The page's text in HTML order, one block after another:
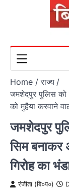
Home
राज्य
जमशेदपुर पुलिस को
को मुहैया करवाने
जमशेदपुर
सिम बनाकर
गिरोह का
रंजीता (बि०प०)